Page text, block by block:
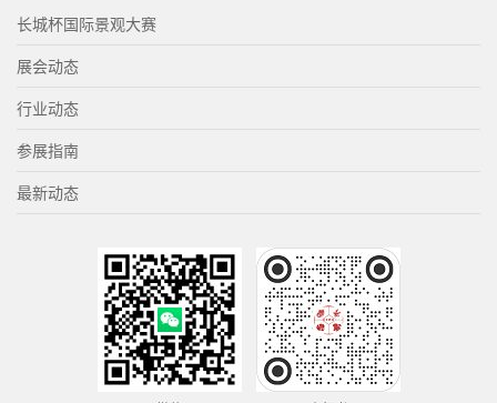
长城杯国际景观大赛
展会动态
行业动态
参展指南
最新动态